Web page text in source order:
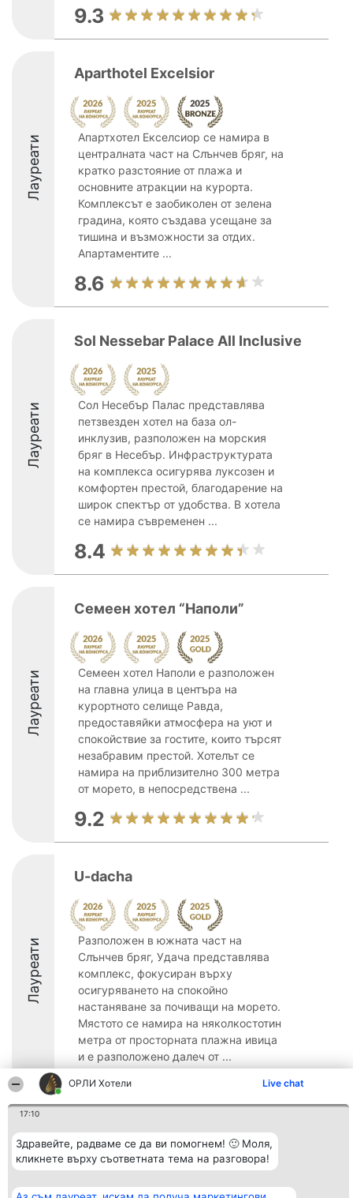
ОРЛИ Хотели Live chat
17:10
Здравейте, радваме се да ви помогнем! 🙂 Моля,
кликнете върху съответната тема на разговора!
9.3
Лауреати
Aparthotel Excelsior
Апартхотел Екселсиор се намира в
централната част на Слънчев бряг, на
кратко разстояние от плажа и
основните атракции на курорта.
Комплексът е заобиколен от зелена
градина, която създава усещане за
тишина и възможности за отдих.
Апартаментите ...
8.6
Лауреати
Sol Nessebar Palace All Inclusive
Сол Несебър Палас представлява
петзвезден хотел на база ол-
инклузив, разположен на морския
бряг в Несебър. Инфраструктурата
на комплекса осигурява луксозен и
комфортен престой, благодарение на
широк спектър от удобства. В хотела
се намира съвременен ...
8.4
Лауреати
Семеен хотел “Наполи”
Семеен хотел Наполи е разположен
на главна улица в центъра на
курортното селище Равда,
предоставяйки атмосфера на уют и
спокойствие за гостите, които търсят
незабравим престой. Хотелът се
намира на приблизително 300 метра
от морето, в непосредствена ...
9.2
Лауреати
U-dacha
Разположен в южната част на
Слънчев бряг, Удача представлява
комплекс, фокусиран върху
осигуряването на спокойно
настаняване за почиващи на морето.
Мястото се намира на няколкостотин
метра от просторната плажна ивица
и е разположено далеч от ...
8.1
Организатор на
класиране
Beautiful Company S.R.L.
Sus Nr. 2, Bl. A30, Sc. A, Et.
Класация
Списък на
победители
Контакти